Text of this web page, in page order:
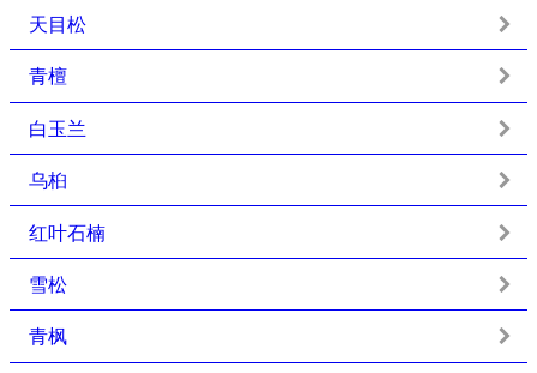
天目松
青檀
白玉兰
乌桕
红叶石楠
雪松
青枫